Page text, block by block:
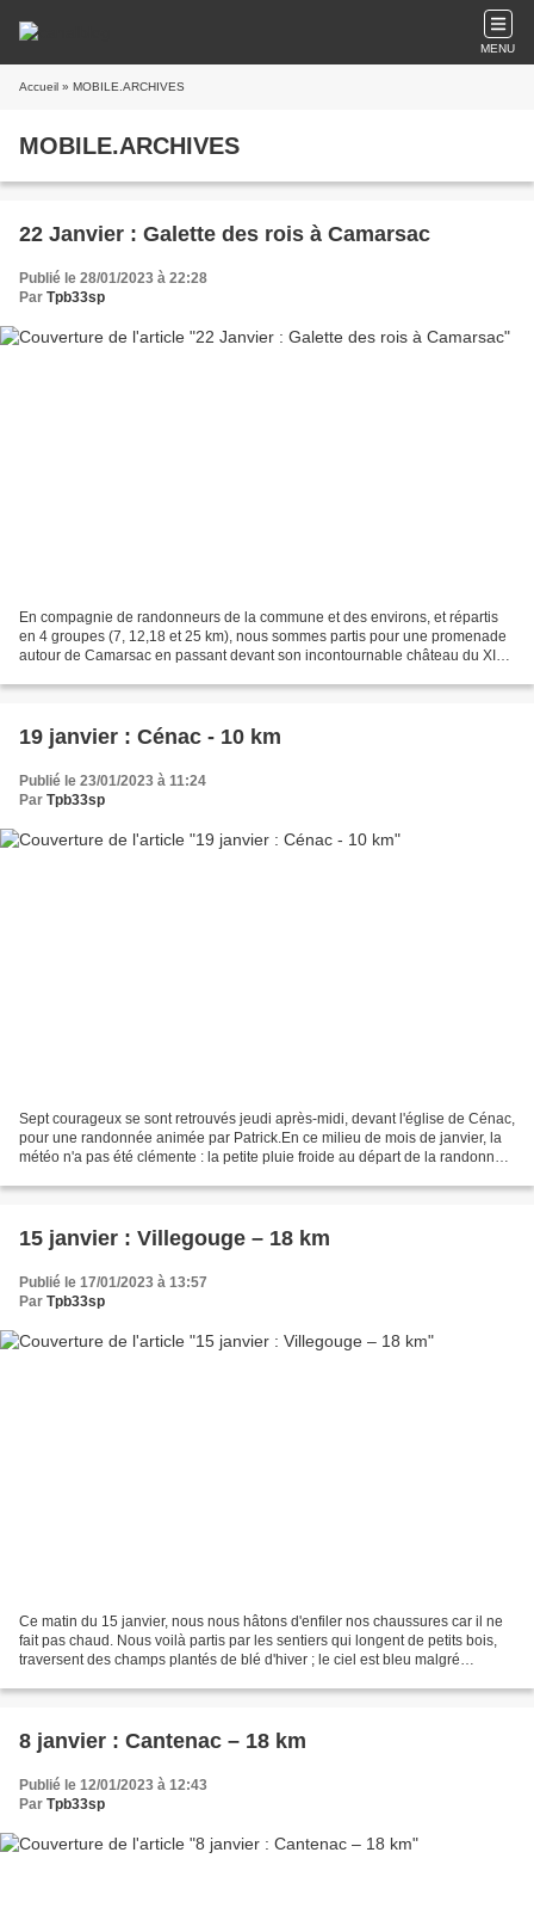
MENU
Accueil » MOBILE.ARCHIVES
MOBILE.ARCHIVES
22 Janvier : Galette des rois à Camarsac
Publié le 28/01/2023 à 22:28
Par Tpb33sp
En compagnie de randonneurs de la commune et des environs, et répartis
en 4 groupes (7, 12,18 et 25 km), nous sommes partis pour une promenade
autour de Camarsac en passant devant son incontournable château du XIVe
19 janvier : Cénac - 10 km
Publié le 23/01/2023 à 11:24
Par Tpb33sp
Sept courageux se sont retrouvés jeudi après-midi, devant l'église de Cénac,
pour une randonnée animée par Patrick.En ce milieu de mois de janvier, la
météo n'a pas été clémente : la petite pluie froide au départ de la randonnée
15 janvier : Villegouge – 18 km
Publié le 17/01/2023 à 13:57
Par Tpb33sp
Ce matin du 15 janvier, nous nous hâtons d'enfiler nos chaussures car il ne
fait pas chaud. Nous voilà partis par les sentiers qui longent de petits bois,
traversent des champs plantés de blé d'hiver ; le ciel est bleu malgré
8 janvier : Cantenac – 18 km
Publié le 12/01/2023 à 12:43
Par Tpb33sp